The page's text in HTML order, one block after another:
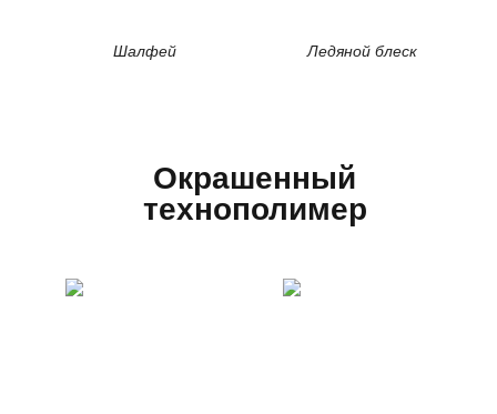
Шалфей Ледяной блеск
Окрашенный
технополимер